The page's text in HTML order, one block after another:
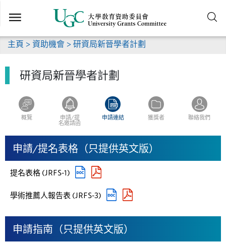
到
要
內
主頁 > 資助機會 > 研資局新晉學者計劃
研資局新晉學者計劃
概覽
申請/提
名邀請函
申請連結 獲獎者 聯絡我們
申請/提名表格（只提供英文版）
提名表格 (JRFS-1)
學術推薦人報告表 (JRFS-3)
申請指南（只提供英文版）